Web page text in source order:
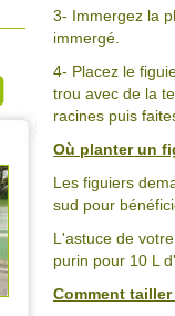
3- Immergez la
immergé.
4- Placez le
trou avec de la
racines puis
Où planter un
Les figuiers
sud pour
L'astuce de
purin pour 10 L
Comment